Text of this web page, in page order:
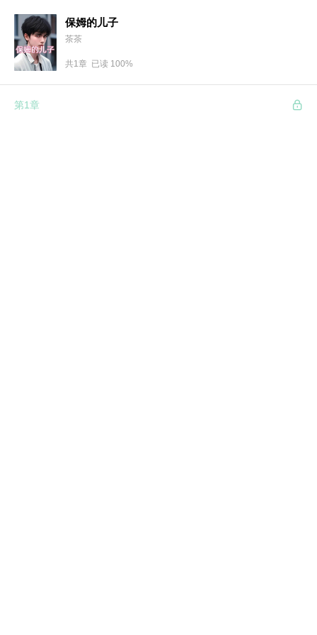
保姆的儿子
茶茶
共1章 已读 100%
第1章